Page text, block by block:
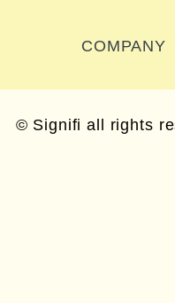
COMPANY
© Signifi all rights